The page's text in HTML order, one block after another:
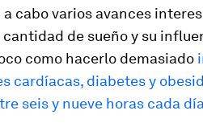
a cabo varios avances
de sueño y su
como hacerlo demasiado
cardíacas, diabetes y
seis y nueve horas cada día